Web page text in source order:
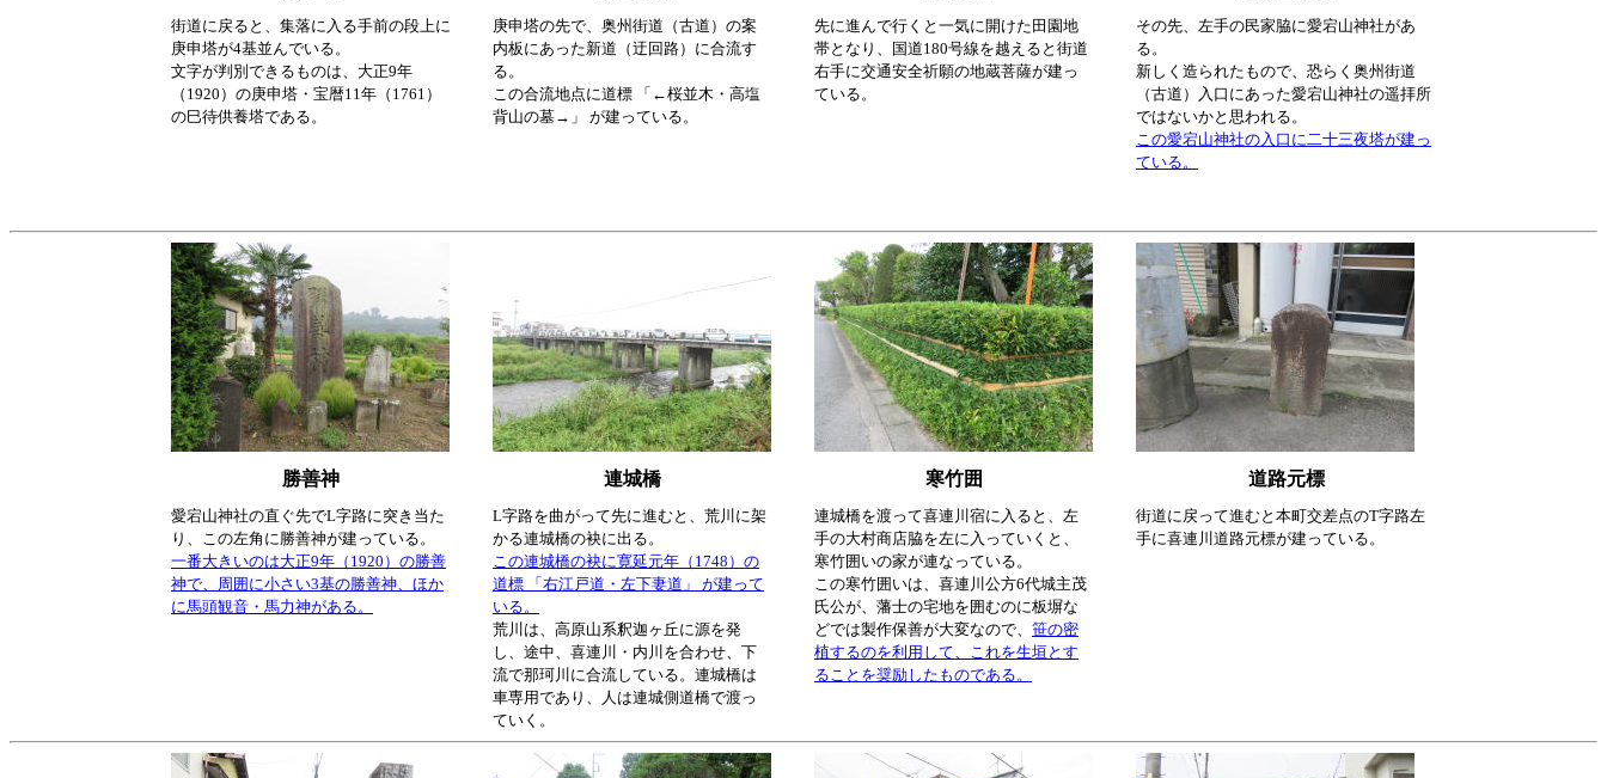
街道に戻ると、集落に入る手前の段上に
庚申塔が4基並んでいる。
文字が判別できるものは、大正9年
（1920）の庚申塔・宝暦11年（1761）
の巳待供養塔である。
庚申塔の先で、奥州街道（古道）の案
内板にあった新道（迂回路）に合流す
る。
この合流地点に道標 「←桜並木・高塩
背山の墓→」 が建っている。
先に進んで行くと一気に開けた田園地
帯となり、国道180号線を越えると街道
右手に交通安全祈願の地蔵菩薩が建っ
ている。
その先、左手の民家脇に愛宕山神社があ
る。
新しく造られたもので、恐らく奥州街道
（古道）入口にあった愛宕山神社の遥拝所
ではないかと思われる。
この愛宕山神社の入口に二十三夜塔が建っ
ている。
勝善神 連城橋 寒竹囲 道路元標
愛宕山神社の直ぐ先でL字路に突き当た
り、この左角に勝善神が建っている。
一番大きいのは大正9年（1920）の勝善
神で、周囲に小さい3基の勝善神、ほか
に馬頭観音・馬力神がある。
L字路を曲がって先に進むと、荒川に架
かる連城橋の袂に出る。
この連城橋の袂に寛延元年（1748）の
道標 「右江戸道・左下妻道」 が建って
いる。
荒川は、高原山系釈迦ヶ丘に源を発
し、途中、喜連川・内川を合わせ、下
流で那珂川に合流している。連城橋は
車専用であり、人は連城側道橋で渡っ
ていく。
連城橋を渡って喜連川宿に入ると、左
手の大村商店脇を左に入っていくと、
寒竹囲いの家が連なっている。
この寒竹囲いは、喜連川公方6代城主茂
氏公が、藩士の宅地を囲むのに板塀な
どでは製作保善が大変なので、 笹の密
植するのを利用して、これを生垣とす
ることを奨励したものである。
街道に戻って進むと本町交差点のT字路左
手に喜連川道路元標が建っている。